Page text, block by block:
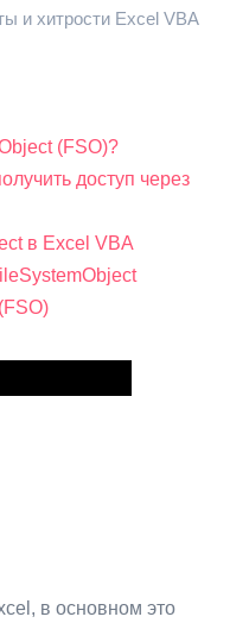
и хитрости Excel VBA
(FSO)?
доступ через
в Excel VBA
в основном это